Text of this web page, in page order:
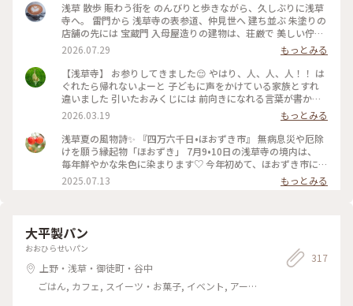
浅草 散歩 賑わう街を のんびりと歩きながら、久しぶりに浅草
寺へ。 雷門から 浅草寺の表参道、仲見世へ 建ち並ぶ 朱塗りの
店舗の先には 宝蔵門 入母屋造りの建物は、荘厳で 美しい佇ま
い 思わず 見惚れてしまいます♡ こちらに掲げられている お馴
染みの "小舟町"と記された大提灯が 見当たらず。。 調べてみ
ると、10年ぶりに 掛け替えられるとのこと、 10月末頃に 新調
され、お目見えするそうです。 本堂でお参り、上から境内を眺
めました。 参拝の人々で 華やぐ境内、凛と佇む 五重塔 社殿を
吹き抜ける 心地良い風を感じながら 眺める風景は、神々しさ
の中にも 下町の風情が感じられ、ほっこり♡ 素敵な夏の一日
になりました。 #風景 #浅草寺 #古刹 #雷門 #仲見世 #五重塔 #
浅草 #上野 #東京 #ひみつの絶景
2026.07.29
もっとみる
【浅草寺】 お参りしてきました😌 やはり、人、人、人！！ は
ぐれたら帰れないよーと 子どもに声をかけている家族とすれ
違いました 引いたおみくじには 前向きになれる言葉が書かれ
ていたので 年度末の忙しさにも心を乱されることなく 過ごし
たいです☺️ #ことりっぷ東京 #参拝 #お寺 #おみくじ
2026.03.19
もっとみる
浅草夏の風物詩✨ 『四万六千日•ほおずき市』 無病息災や厄除
けを願う縁起物「ほおずき」 7月9•10日の浅草寺の境内は、
毎年鮮やかな朱色に染まります♡ 今年初めて、ほおずき市に行
ってきました。 混雑を覚悟してましたが、暑さのせいか 仲見
世からもわりと空いていて（ほぼ海外の方） のんびりと楽し
ですが、電車で帰る事を考え 籠入り（5個）を一つ連れて帰り
ました♡ お店の方も水やりが欠かせないようです。 そして、
初めましてのほおずきの花🌼 白く小さな妖精のようなお花で
した✨（5枚目） #ほおずき市 #浅草寺 #浅草 #四万六千日 #ほ
おずき #鬼灯 #アートな景色
2025.07.13 もっとみる
大平製パン
おおひらせいパン
上野・浅草・御徒町・谷中
ごはん, カフェ, スイーツ・お菓子, イベント, アー
317